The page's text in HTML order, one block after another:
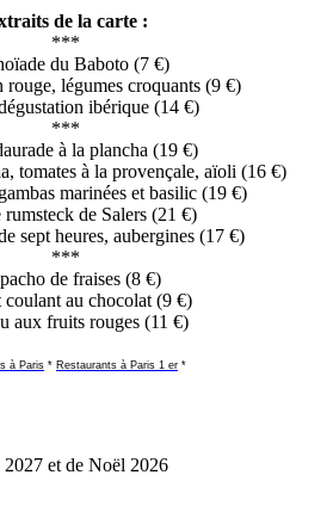
de la carte :
***
du Baboto (7 €)
rouge, légumes croquants (9 €)
ibérique (14 €)
***
à la plancha (19 €)
tomates à la provençale, aïoli (16 €)
marinées et basilic (19 €)
de Salers (21 €)
sept heures, aubergines (17 €)
***
de fraises (8 €)
coulant au chocolat (9 €)
aux fruits rouges (11 €)
à Paris * Restaurants à Paris 1 er *
et de Noël 2026